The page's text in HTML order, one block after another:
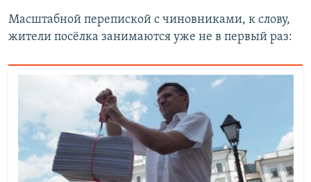
Масштабной перепиской с чиновниками, к слову,
жители посёлка занимаются уже не в первый раз: